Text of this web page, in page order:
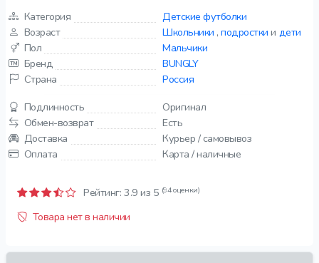
Категория
Детские футболки
Возраст
Школьники ,подростки и дети
Пол
Мальчики
Бренд
BUNGLY
Страна
Россия
Подлинность
Оригинал
Обмен-возврат
Есть
Доставка
Курьер / самовывоз
Оплата
Карта / наличные
Рейтинг: 3.9 из 5 (94 оценки)
Товара нет в наличии